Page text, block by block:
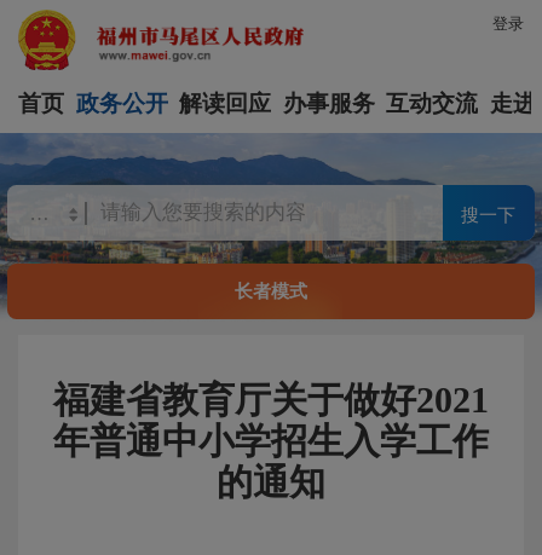
登录
首页 政务公开 解读回应 办事服务 互动交流 走进
搜一下
长者模式
福建省教育厅关于做好2021
年普通中小学招生入学工作
的通知